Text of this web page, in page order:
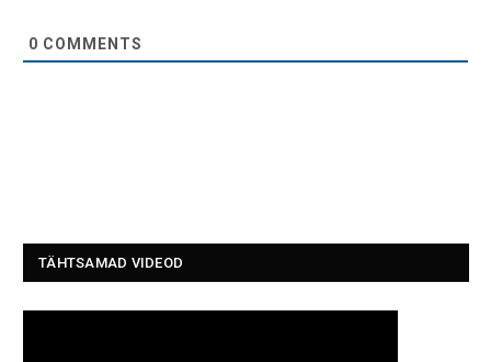
0 COMMENTS
TÄHTSAMAD VIDEOD